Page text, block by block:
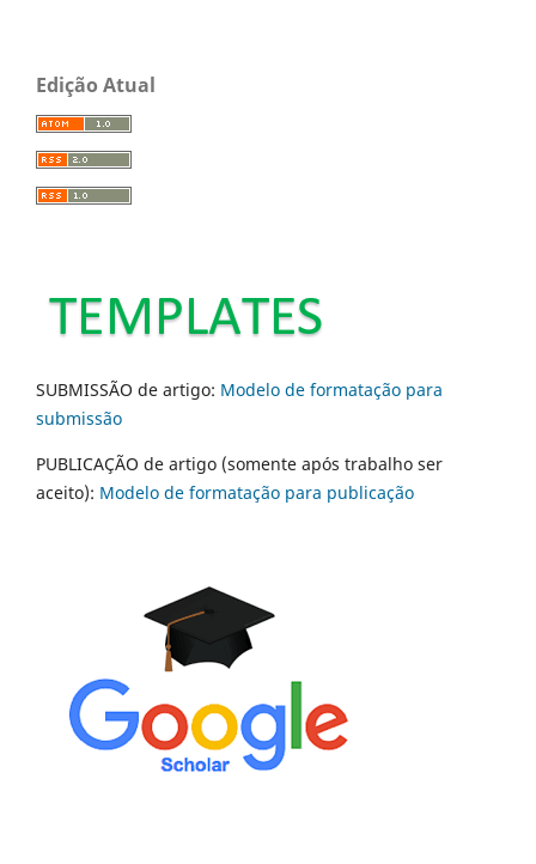
Edição Atual
SUBMISSÃO de artigo: Modelo de formatação para
submissão
PUBLICAÇÃO de artigo (somente após trabalho ser
aceito): Modelo de formatação para publicação